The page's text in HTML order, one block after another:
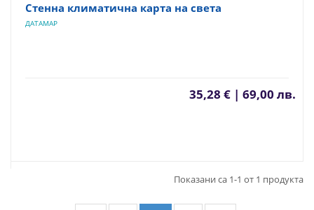
Стенна климатична карта на света
ДАТАМАР
35,28 € | 69,00 лв.
Показани са 1-1 от 1 продукта